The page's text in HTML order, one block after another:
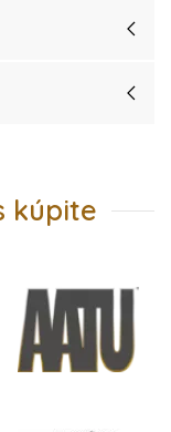
kúpite